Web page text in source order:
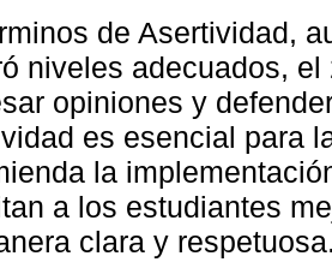
de Asertividad,
niveles adecuados,
opiniones y
es esencial para
la
a los estudiantes
clara y